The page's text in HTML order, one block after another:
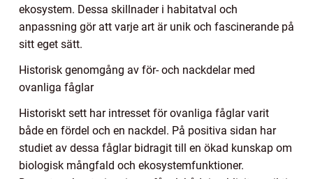
ekosystem. Dessa skillnader i habitatval och
anpassning gör att varje art är unik och fascinerande på
sitt eget sätt.
Historisk genomgång av för- och nackdelar med
ovanliga fåglar
Historiskt sett har intresset för ovanliga fåglar varit
både en fördel och en nackdel. På positiva sidan har
studiet av dessa fåglar bidragit till en ökad kunskap om
biologisk mångfald och ekosystemfunktioner.